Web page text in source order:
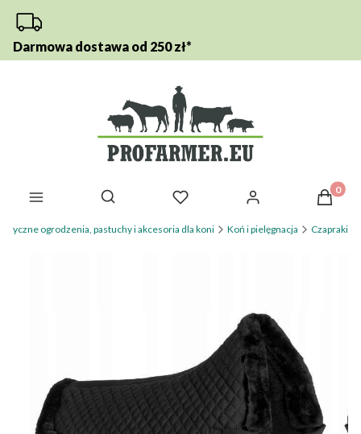
Darmowa dostawa od 250 zł*
Otwórz wyszukiwarkę
ogrodzenia, pastuchy i akcesoria dla koni Koń i pielęgnacja Czapraki